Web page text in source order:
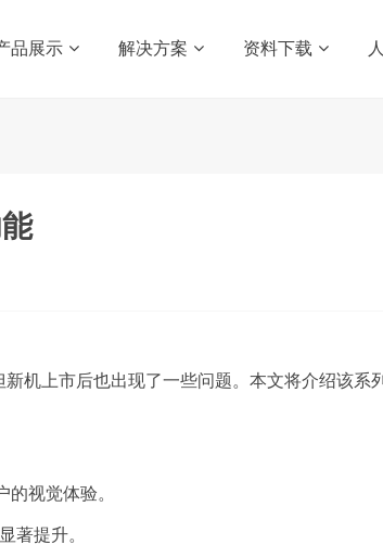
品展示 解决方案 资料下载
上市后也出现了一些问题。本文将介绍该系
视觉体验。
著提升。